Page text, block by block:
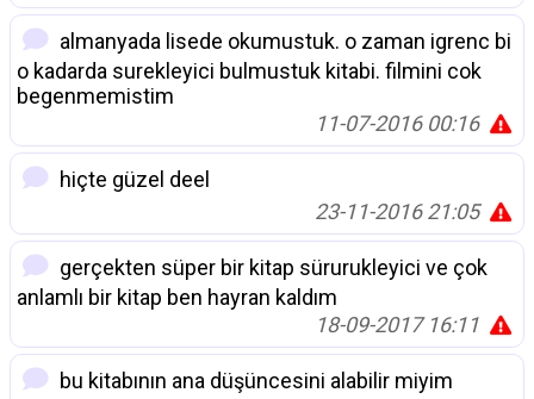
almanyada lisede okumustuk. o zaman igrenc bi
o kadarda surekleyici bulmustuk kitabi. filmini cok
begenmemistim
11-07-2016 00:16
hiçte güzel deel
23-11-2016 21:05
gerçekten süper bir kitap sürurukleyici ve çok
anlamlı bir kitap ben hayran kaldım
18-09-2017 16:11
bu kitabının ana düşüncesini alabilir miyim